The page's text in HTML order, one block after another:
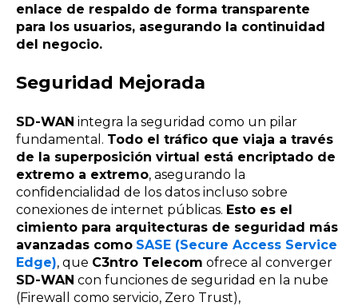
enlace de respaldo de forma transparente
para los usuarios, asegurando la continuidad
del negocio.
Seguridad Mejorada
SD-WAN integra la seguridad como un pilar
fundamental. Todo el tráfico que viaja a través
de la superposición virtual está encriptado de
extremo a extremo, asegurando la
confidencialidad de los datos incluso sobre
conexiones de internet públicas. Esto es el
cimiento para arquitecturas de seguridad más
avanzadas como SASE (Secure Access Service
Edge), que C3ntro Telecom ofrece al converger
SD-WAN con funciones de seguridad en la nube
(Firewall como servicio, Zero Trust),